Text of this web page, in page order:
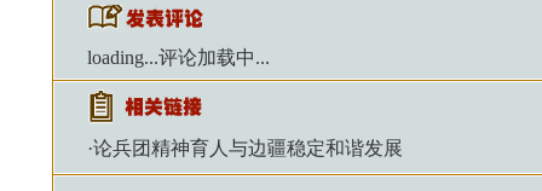
loading...评论加载中...
·论兵团精神育人与边疆稳定和谐发展